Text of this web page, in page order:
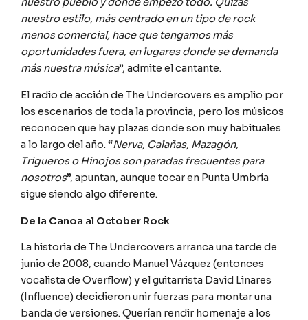
nuestro estilo, más centrado en un tipo de rock
menos comercial, hace que tengamos más
oportunidades fuera, en lugares donde se demanda
más nuestra música”, admite el cantante.
El radio de acción de The Undercovers es amplio por
los escenarios de toda la provincia, pero los músicos
reconocen que hay plazas donde son muy habituales
a lo largo del año. “Nerva, Calañas, Mazagón,
Trigueros o Hinojos son paradas frecuentes para
nosotros”, apuntan, aunque tocar en Punta Umbría
sigue siendo algo diferente.
De la Canoa al October Rock
La historia de The Undercovers arranca una tarde de
junio de 2008, cuando Manuel Vázquez (entonces
vocalista de Overflow) y el guitarrista David Linares
(Influence) decidieron unir fuerzas para montar una
banda de versiones. Querían rendir homenaje a los